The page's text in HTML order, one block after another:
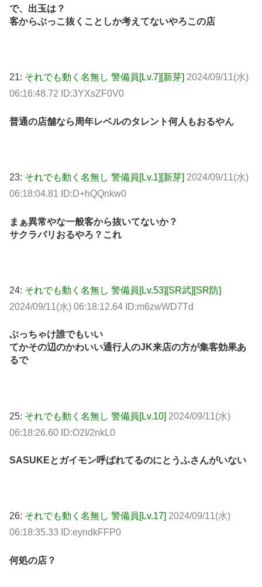
で、出玉は？
客からぶっこ抜くことしか考えてないやろこの店
21: それでも動く名無し 警備員[Lv.7][新芽] 2024/09/11(水)
06:16:48.72 ID:3YXsZF0V0
普通の店舗なら周年レベルのタレント何人もおるやん
23: それでも動く名無し 警備員[Lv.1][新芽] 2024/09/11(水)
06:18:04.81 ID:D+hQQnkw0
まぁ異常やな一般客から抜いてないか？
サクラバリおるやろ？これ
24: それでも動く名無し 警備員[Lv.53][SR武][SR防]
2024/09/11(水) 06:18:12.64 ID:m6zwWD7Td
ぶっちゃけ誰でもいい
てかその辺のかわいい通行人のJK来店の方が集客効果あ
るで
25: それでも動く名無し 警備員[Lv.10] 2024/09/11(水)
06:18:26.60 ID:O2I/2nkL0
SASUKEとガイモン呼ばれてるのにとうふさんがいない
26: それでも動く名無し 警備員[Lv.17] 2024/09/11(水)
06:18:35.33 ID:eyndkFFP0
何処の店？